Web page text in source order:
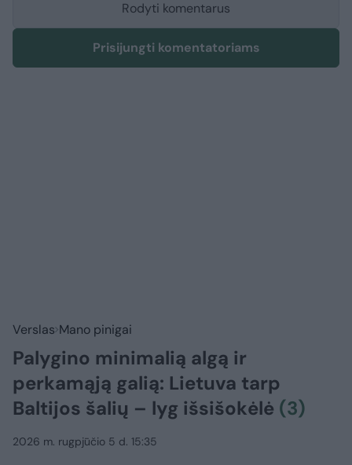
Rodyti komentarus
Prisijungti komentatoriams
Verslas Mano pinigai
Palygino minimalią algą ir
perkamąją galią: Lietuva tarp
Baltijos šalių – lyg išsišokėlė (3)
2026 m. rugpjūčio 5 d. 15:35